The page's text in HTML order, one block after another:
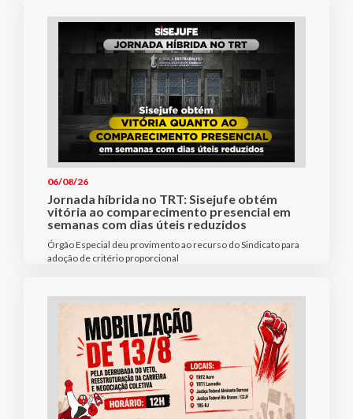
06/08/26
Jornada híbrida no TRT: Sisejufe obtém
vitória ao comparecimento presencial em
semanas com dias úteis reduzidos
Órgão Especial deu provimento ao recurso do Sindicato para
adoção de critério proporcional